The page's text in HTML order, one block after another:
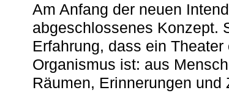
Am Anfang der neuen
abgeschlossenes Konzept.
Erfahrung, dass ein
Organismus ist: aus
Räumen, Erinnerungen und